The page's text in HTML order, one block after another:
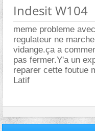
Indesit W104
meme probleme
regulateur ne
vidange.ça a
pas fermer.Y'a un
reparer cette foutue
Latif